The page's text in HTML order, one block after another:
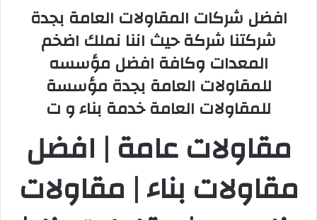
افضل شركات المقاولات العامة بجدة
شركتنا شركة حيث اننا نملك اضخم
المعدات وكافة افضل مؤسسه
للمقاولات العامة بجدة مؤسسة
للمقاولات العامة خدمة بناء و ت
مقاولات عامة | افضل
مقاولات بناء | مقاولات